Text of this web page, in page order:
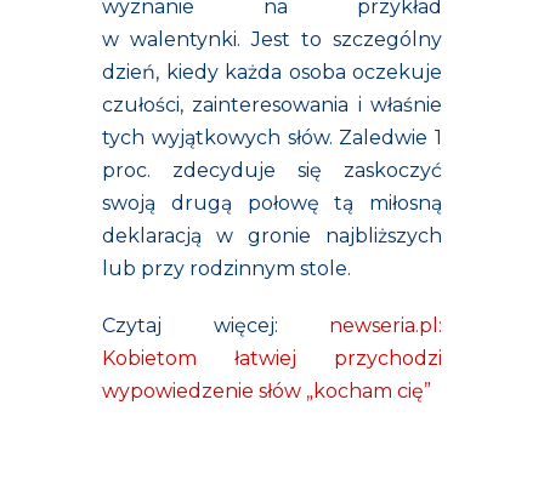
wyznanie na przykład
w walentynki. Jest to szczególny
dzień, kiedy każda osoba oczekuje
czułości, zainteresowania i właśnie
tych wyjątkowych słów. Zaledwie 1
proc. zdecyduje się zaskoczyć
swoją drugą połowę tą miłosną
deklaracją w gronie najbliższych
lub przy rodzinnym stole.
Czytaj więcej:
newseria.pl:
Kobietom łatwiej przychodzi
wypowiedzenie słów „kocham cię”